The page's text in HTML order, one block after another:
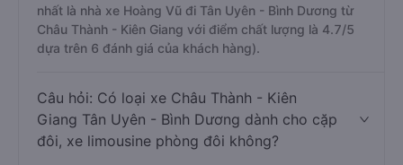
nhất là nhà xe Hoàng Vũ đi Tân Uyên - Bình Dương từ
Châu Thành - Kiên Giang với điểm chất lượng là 4.7/5
dựa trên 6 đánh giá của khách hàng).
Câu hỏi: Có loại xe Châu Thành - Kiên
Giang Tân Uyên - Bình Dương dành cho cặp
đôi, xe limousine phòng đôi không?